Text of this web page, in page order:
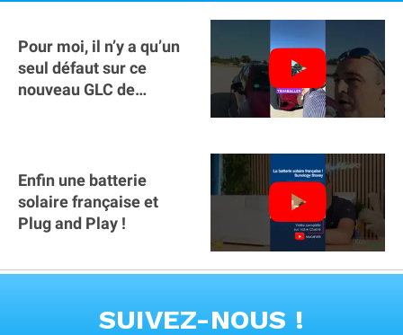
Pour moi, il n’y a qu’un
seul défaut sur ce
nouveau GLC de
Enfin une batterie
solaire française et
Plug and Play !
SUIVEZ-NOUS !